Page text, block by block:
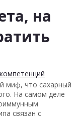
на
миф, что сахарный
На самом деле
связан с